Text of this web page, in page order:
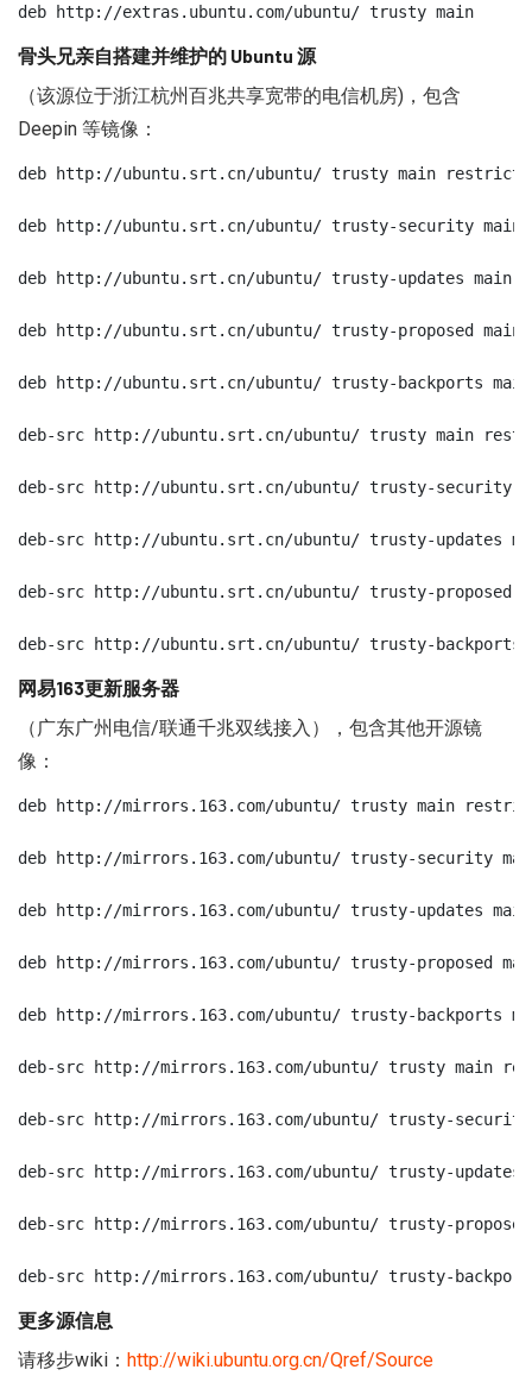
deb http://extras.ubuntu.com/ubuntu/ trusty main
骨头兄亲自搭建并维护的 Ubuntu 源
（该源位于浙江杭州百兆共享宽带的电信机房)，包含
Deepin 等镜像：
deb http://ubuntu.srt.cn/ubuntu/ trusty main
deb http://ubuntu.srt.cn/ubuntu/ trusty-security
deb http://ubuntu.srt.cn/ubuntu/ trusty-updates main
deb http://ubuntu.srt.cn/ubuntu/ trusty-proposed
deb http://ubuntu.srt.cn/ubuntu/ trusty-backports
deb-src http://ubuntu.srt.cn/ubuntu/ trusty main
deb-src http://ubuntu.srt.cn/ubuntu/ trusty-security
deb-src http://ubuntu.srt.cn/ubuntu/ trusty-updates
deb-src http://ubuntu.srt.cn/ubuntu/ trusty-proposed
deb-src http://ubuntu.srt.cn/ubuntu/ trusty-backports
网易163更新服务器
（广东广州电信/联通千兆双线接入），包含其他开源镜
像：
deb http://mirrors.163.com/ubuntu/ trusty main
deb http://mirrors.163.com/ubuntu/ trusty-security
deb http://mirrors.163.com/ubuntu/ trusty-updates
deb http://mirrors.163.com/ubuntu/ trusty-proposed
deb http://mirrors.163.com/ubuntu/ trusty-backports
deb-src http://mirrors.163.com/ubuntu/ trusty main
deb-src http://mirrors.163.com/ubuntu/ trusty-
deb-src http://mirrors.163.com/ubuntu/ trusty-
deb-src http://mirrors.163.com/ubuntu/ trusty-
deb-src http://mirrors.163.com/ubuntu/ trusty-
更多源信息
请移步wiki： http://wiki.ubuntu.org.cn/Qref/Source